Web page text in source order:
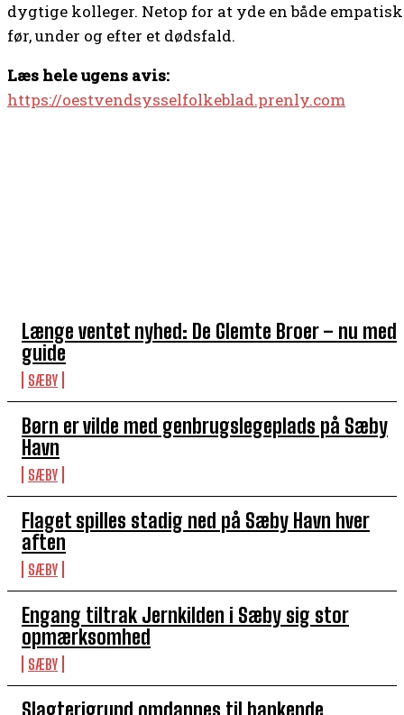
Længe ventet nyhed: De Glemte Broer – nu med
guide
SÆBY
Børn er vilde med genbrugslegeplads på Sæby
Havn
SÆBY
Flaget spilles stadig ned på Sæby Havn hver
aften
SÆBY
Engang tiltrak Jernkilden i Sæby sig stor
opmærksomhed
SÆBY
dygtige kolleger. Netop for at yde en både
før, under og efter et dødsfald.
Læs hele ugens avis:
https://oestvendsysselfolkeblad.prenly.com